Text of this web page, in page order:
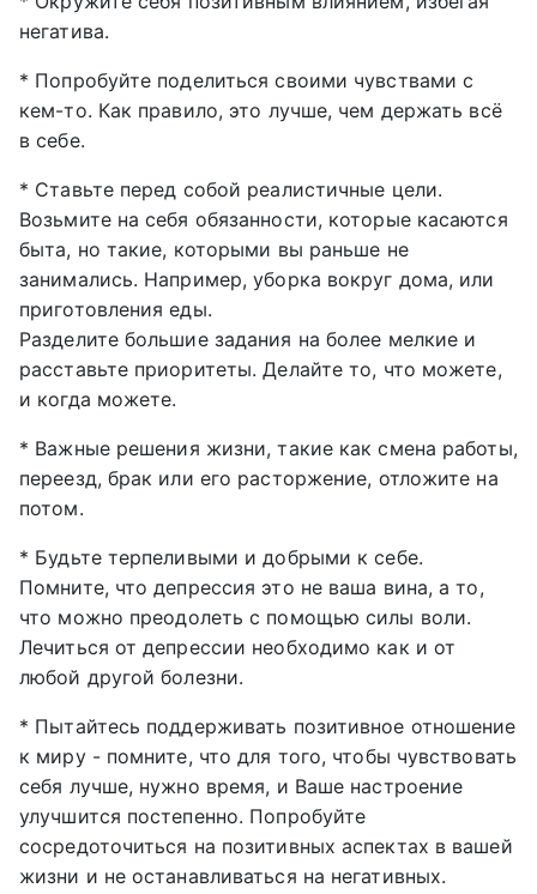
негатива.
* Попробуйте поделиться своими чувствами с
кем-то. Как правило, это лучше, чем держать всё
в себе.
* Ставьте перед собой реалистичные цели.
Возьмите на себя обязанности, которые касаются
быта, но такие, которыми вы раньше не
занимались. Например, уборка вокруг дома, или
приготовления еды.
Разделите большие задания на более мелкие и
расставьте приоритеты. Делайте то, что можете,
и когда можете.
* Важные решения жизни, такие как смена работы,
переезд, брак или его расторжение, отложите на
потом.
* Будьте терпеливыми и добрыми к себе.
Помните, что депрессия это не ваша вина, а то,
что можно преодолеть с помощью силы воли.
Лечиться от депрессии необходимо как и от
любой другой болезни.
* Пытайтесь поддерживать позитивное отношение
к миру - помните, что для того, чтобы чувствовать
себя лучше, нужно время, и Ваше настроение
улучшится постепенно. Попробуйте
сосредоточиться на позитивных аспектах в вашей
жизни и не останавливаться на негативных.